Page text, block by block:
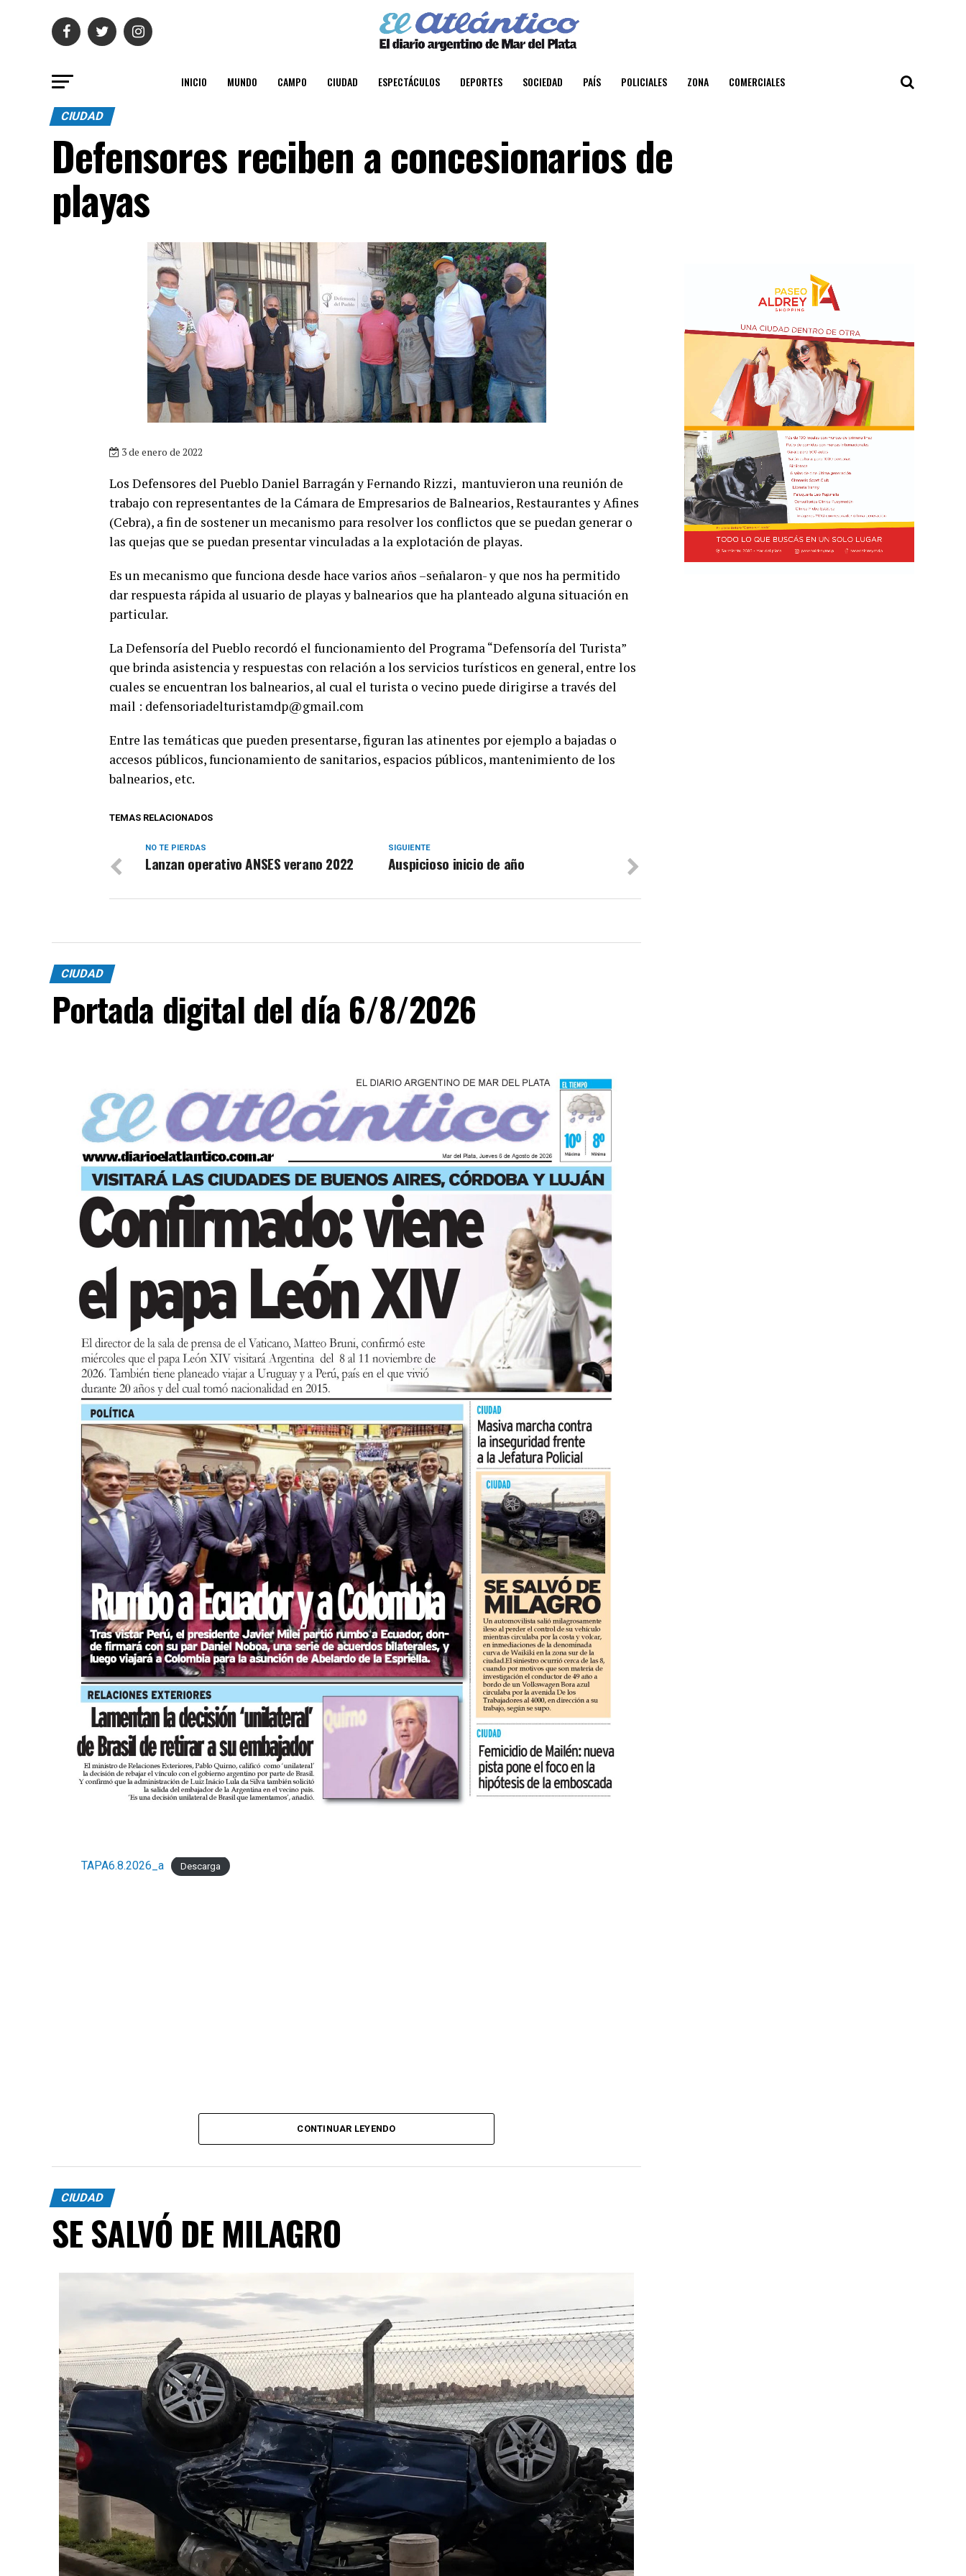
INICIO MUNDO CAMPO CIUDAD ESPECTÁCULOS DEPORTES SOCIEDAD PAÍS POLICIALES ZONA COMERCIALES
CIUDAD
Defensores reciben a concesionarios de
playas
3 de enero de 2022
Los Defensores del Pueblo Daniel Barragán y Fernando Rizzi, mantuvieron una reunión de
trabajo con representantes de la Cámara de Empresarios de Balnearios, Restaurantes y Afines
(Cebra), a fin de sostener un mecanismo para resolver los conflictos que se puedan generar o
las quejas que se puedan presentar vinculadas a la explotación de playas.
Es un mecanismo que funciona desde hace varios años –señalaron- y que nos ha permitido
dar respuesta rápida al usuario de playas y balnearios que ha planteado alguna situación en
particular.
La Defensoría del Pueblo recordó el funcionamiento del Programa “Defensoría del Turista”
que brinda asistencia y respuestas con relación a los servicios turísticos en general, entre los
cuales se encuentran los balnearios, al cual el turista o vecino puede dirigirse a través del
mail : defensoriadelturistamdp@gmail.com
Entre las temáticas que pueden presentarse, figuran las atinentes por ejemplo a bajadas o
accesos públicos, funcionamiento de sanitarios, espacios públicos, mantenimiento de los
balnearios, etc.
TEMAS RELACIONADOS
SIGUIENTE
Auspicioso inicio de año
NO TE PIERDAS
Lanzan operativo ANSES verano 2022
CIUDAD
Portada digital del día 6/8/2026
TAPA6.8.2026_a Descarga
CONTINUAR LEYENDO
CIUDAD
SE SALVÓ DE MILAGRO